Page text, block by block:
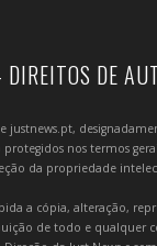
DE
justnews.pt,
nos termos
da propriedade
a cópia, alteração,
de todo e qualquer